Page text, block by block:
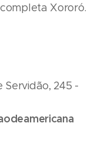
Xororó.
Servidão, 245 -